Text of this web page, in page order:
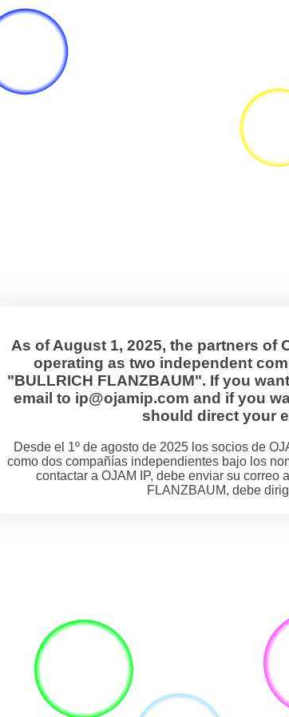
As of August 1, 2025, the partners of
operating as two independent
"BULLRICH FLANZBAUM". If you
email to ip@ojamip.com and if you
should direct your
Desde el 1º de agosto de 2025 los socios de
como dos compañías independientes bajo los
contactar a OJAM IP, debe enviar su correo
FLANZBAUM, debe